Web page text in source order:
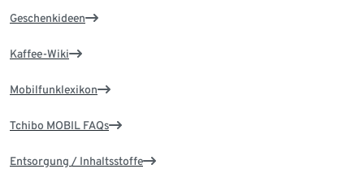
Geschenkideen
Kaffee-Wiki
Mobilfunklexikon
Tchibo MOBIL FAQs
Entsorgung / Inhaltsstoffe